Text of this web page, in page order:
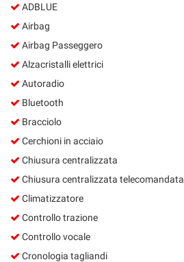
ADBLUE
Airbag
Airbag Passeggero
Alzacristalli elettrici
Autoradio
Bluetooth
Bracciolo
Cerchioni in acciaio
Chiusura centralizzata
Chiusura centralizzata telecomandata
Climatizzatore
Controllo trazione
Controllo vocale
Cronologia tagliandi